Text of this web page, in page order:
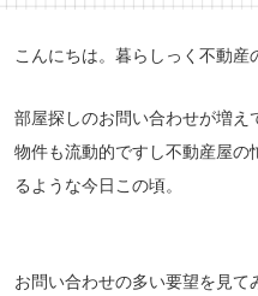
こんにちは。暮らしっく不動産
部屋探しのお問い合わせが増え
物件も流動的ですし不動産屋
るような今日この頃。
お問い合わせの多い要望を見